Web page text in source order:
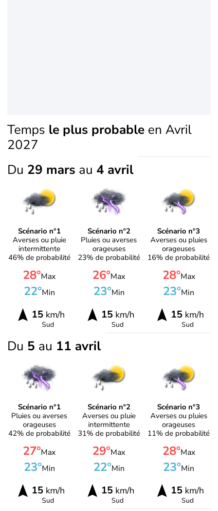
Temps le plus probable en Avril
2027
Du 29 mars au 4 avril
Scénario n°1
Averses ou pluie
intermittente
46% de probabilité
28°Max
22°Min
15km/h
Sud
Scénario n°2
Pluies ou averses
orageuses
23% de probabilité
26°Max
23°Min
15km/h
Sud
Scénario n°3
Averses ou pluies
orageuses
16% de probabilité
28°Max
23°Min
15 km/h
Sud
Du 5 au 11 avril
Scénario n°1
Pluies ou averses
orageuses
42% de probabilité
27°Max
23°Min
15km/h
Sud
Scénario n°2
Averses ou pluie
intermittente
31% de probabilité
29°Max
22°Min
15km/h
Sud
Scénario n°3
Averses ou pluies
orageuses
11% de probabilité
28°Max
23°Min
15 km/h
Sud